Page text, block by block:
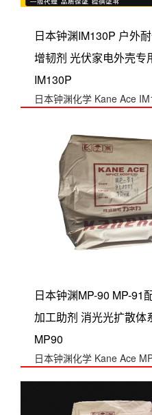
日本钟渊IM130P 户外
增韧剂 光伏家电外壳专
IM130P
日本钟渊化学 Kane Ace
日本钟渊MP-90 MP-91
加工助剂 消光光扩散体
MP90
日本钟渊化学 Kane Ace